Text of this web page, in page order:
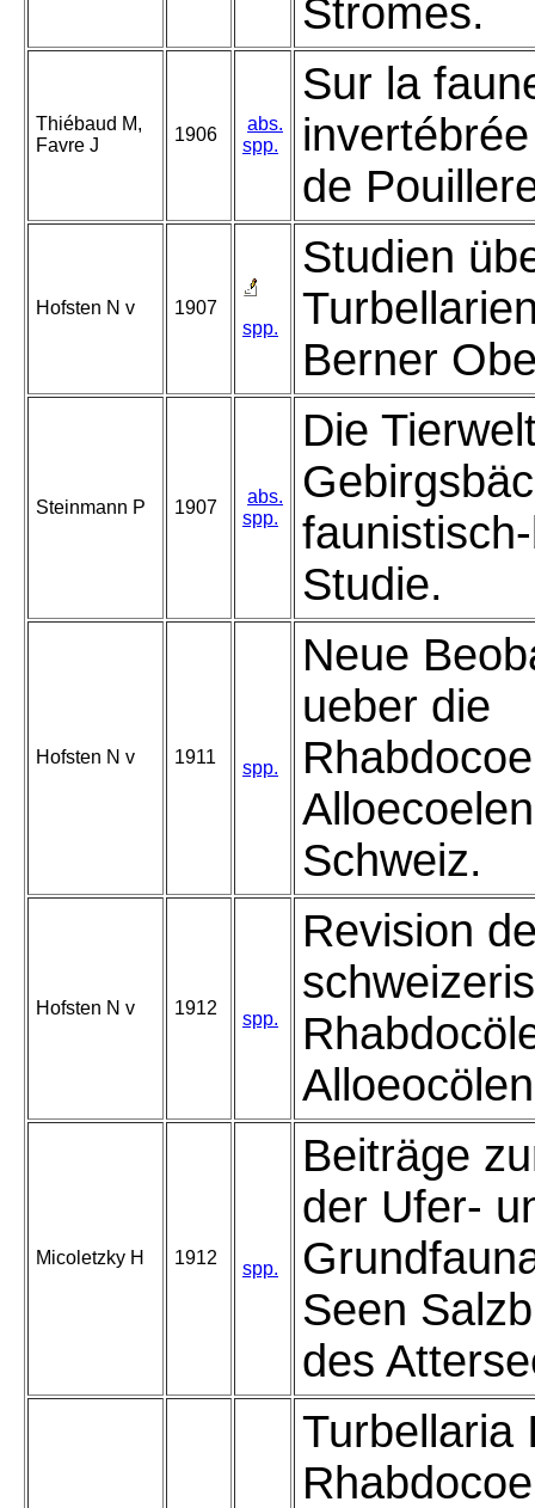
Stromes.
Thiébaud M,
Favre J
1906
abs.
spp.
Sur la
de
Hofsten N v
1907
spp.
Studien
Berner
Steinmann P 1907
abs.
spp.
Die
Studie.
Hofsten N v 1911
spp.
Neue
ueber die
Schweiz.
Hofsten N v 1912
spp.
Revision
Micoletzky H 1912
spp.
Beiträge
der Ufer-
Seen
des
Turbellaria